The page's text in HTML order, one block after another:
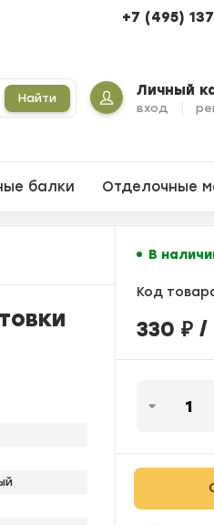
+7 (495)
Найти Личный
вход
балки Отделочные
В
Код
330 ₽/